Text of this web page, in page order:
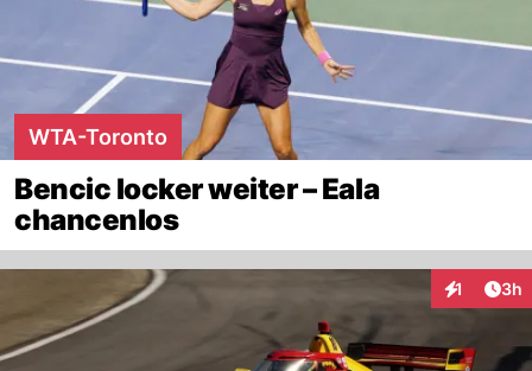
WTA-Toronto
Bencic locker weiter – Eala
chancenlos
1 3h